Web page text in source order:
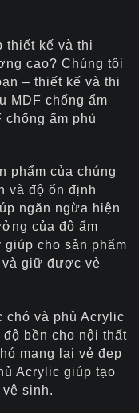
thiết kế và thi
cao? Chúng tôi
– thiết kế và thi
MDF chống ẩm
chống ẩm phủ
phẩm của chúng
và độ ổn định
ngăn ngừa hiện
của độ ẩm
cho sản phẩm
và giữ được vẻ
chó và phủ Acrylic
bền cho nội thất
mang lại vẻ đẹp
Acrylic giúp tạo
sinh.